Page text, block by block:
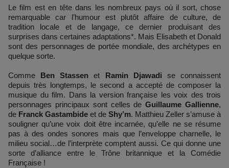
Le film est en tête dans les nombreux pays où il sort, chose
remarquable car l’humour est plutôt affaire de culture, de
tradition locale et de langage, ce dernier produisant des
surprises dans certaines adaptations*. Mais Elisabeth et Donald
sont des personnages de portée mondiale, des archétypes en
quelque sorte.
Comme Ben Stassen et Ramin Djawadi se connaissent
depuis très longtemps, le second a accepté de composer la
musique du film. Dans la version française les voix des trois
personnages principaux sont celles deGuillaume Gallienne,
de Franck Gastambide et de Shy’m. Matthieu Zeller s’amuse à
souligner qu’une voix doit être incarnée, qu’elle ne se résume
pas à des ondes sonores mais que l’enveloppe charnelle, le
milieu social…de l’interprète comptent aussi. Ce qui donne une
sorte d’alliance entre le Trône britannique et la Comédie
Française !